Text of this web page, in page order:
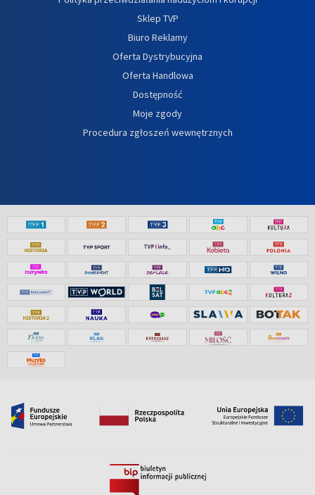
Sklep TVP
Biuro Reklamy
Oferta Dystrybucyjna
Oferta Handlowa
Dostępność
Moje zgody
Procedura zgłoszeń wewnętrznych